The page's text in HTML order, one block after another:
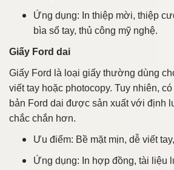
Ứng dụng: In thiệp mời, thiệp
bìa sổ tay, thủ công mỹ nghệ.
Giấy Ford dai
Giấy Ford là loại giấy thường dùng
viết tay hoặc photocopy. Tuy nhiên,
bản Ford dai được sản xuất với định
chắc chắn hơn.
Ưu điểm: Bề mặt mịn, dễ viết
Ứng dụng: In hợp đồng, tài liệu